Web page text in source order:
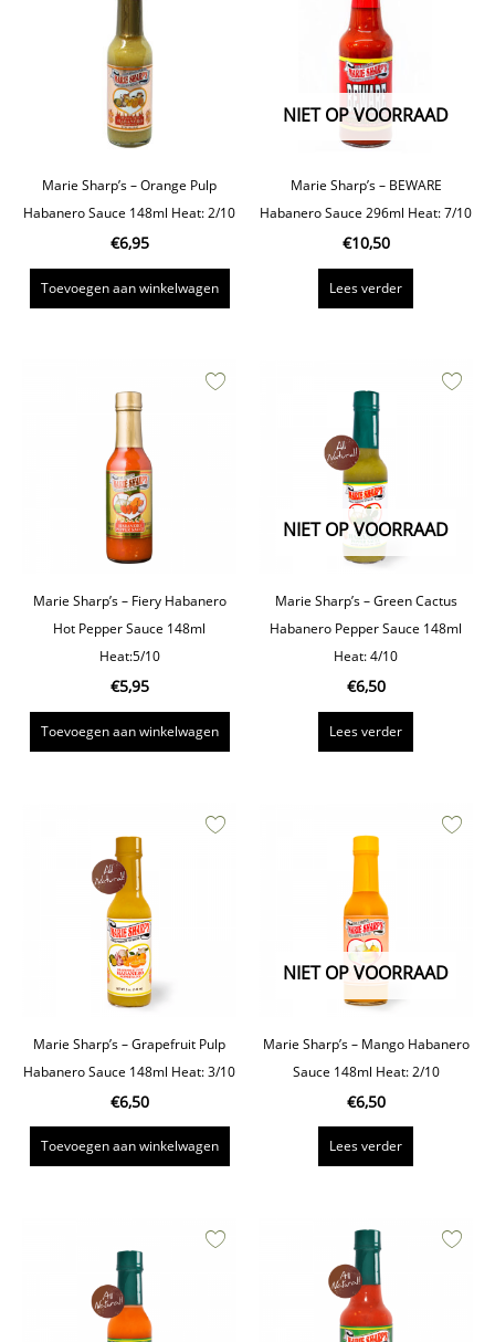
Marie Sharp’s – Orange Pulp
Habanero Sauce 148ml Heat: 2/10
€6,95
Toevoegen aan winkelwagen
NIET OP VOORRAAD
Marie Sharp’s – BEWARE
Habanero Sauce 296ml Heat: 7/10
€10,50
Lees verder
Marie Sharp’s – Fiery Habanero
Hot Pepper Sauce 148ml
Heat:5/10
€5,95
Toevoegen aan winkelwagen
NIET OP VOORRAAD
Marie Sharp’s – Green Cactus
Habanero Pepper Sauce 148ml
Heat: 4/10
€6,50
Lees verder
Marie Sharp’s – Grapefruit Pulp
Habanero Sauce 148ml Heat: 3/10
€6,50
Toevoegen aan winkelwagen
NIET OP VOORRAAD
Marie Sharp’s – Mango Habanero
Sauce 148ml Heat: 2/10
€6,50
Lees verder